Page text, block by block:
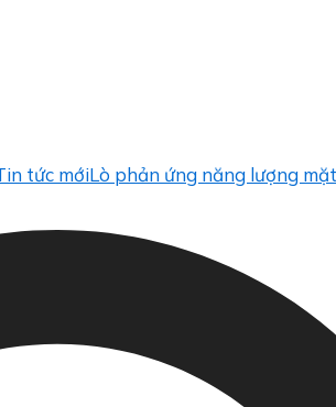
Lò phản ứng năng lượng mặt trời